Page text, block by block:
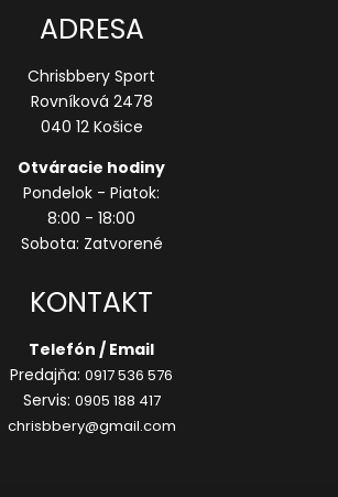
ADRESA
Chrisbbery Sport
Rovníková 2478
040 12 Košice
Otváracie hodiny
Pondelok - Piatok:
8:00 - 18:00
Sobota: Zatvorené
KONTAKT
Telefón / Email
Predajňa: 0917 536 576
Servis: 0905 188 417
chrisbbery@gmail.com